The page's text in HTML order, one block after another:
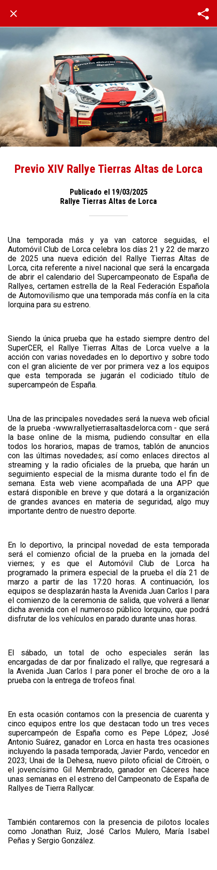
Previo XIV Rallye Tierras Altas de Lorca
Publicado el 19/03/2025
Rallye Tierras Altas de Lorca
Una temporada más y ya van catorce seguidas, el
Automóvil Club de Lorca celebra los días 21 y 22 de marzo
de 2025 una nueva edición del Rallye Tierras Altas de
Lorca, cita referente a nivel nacional que será la encargada
de abrir el calendario del Supercampeonato de España de
Rallyes, certamen estrella de la Real Federación Española
de Automovilismo que una temporada más confía en la cita
lorquina para su estreno.
Siendo la única prueba que ha estado siempre dentro del
SuperCER, el Rallye Tierras Altas de Lorca vuelve a la
acción con varias novedades en lo deportivo y sobre todo
con el gran aliciente de ver por primera vez a los equipos
que esta temporada se jugarán el codiciado título de
supercampeón de España.
Una de las principales novedades será la nueva web oficial
de la prueba -www.rallyetierrasaltasdelorca.com - que será
la base online de la misma, pudiendo consultar en ella
todos los horarios, mapas de tramos, tablón de anuncios
con las últimas novedades; así como enlaces directos al
streaming y la radio oficiales de la prueba, que harán un
seguimiento especial de la misma durante todo el fin de
semana. Esta web viene acompañada de una APP que
estará disponible en breve y que dotará a la organización
de grandes avances en materia de seguridad, algo muy
importante dentro de nuestro deporte.
En lo deportivo, la principal novedad de esta temporada
será el comienzo oficial de la prueba en la jornada del
viernes; y es que el Automóvil Club de Lorca ha
programado la primera especial de la prueba el día 21 de
marzo a partir de las 17:20 horas. A continuación, los
equipos se desplazarán hasta la Avenida Juan Carlos I para
el comienzo de la ceremonia de salida, que volverá a llenar
dicha avenida con el numeroso público lorquino, que podrá
disfrutar de los vehículos en parado durante unas horas.
El sábado, un total de ocho especiales serán las
encargadas de dar por finalizado el rallye, que regresará a
la Avenida Juan Carlos I para poner el broche de oro a la
prueba con la entrega de trofeos final.
En esta ocasión contamos con la presencia de cuarenta y
cinco equipos entre los que destacan todo un tres veces
supercampeón de España como es Pepe López; José
Antonio Suárez, ganador en Lorca en hasta tres ocasiones
incluyendo la pasada temporada; Javier Pardo, vencedor en
2023; Unai de la Dehesa, nuevo piloto oficial de Citroën, o
el jovencísimo Gil Membrado, ganador en Cáceres hace
unas semanas en el estreno del Campeonato de España de
Rallyes de Tierra Rallycar.
También contaremos con la presencia de pilotos locales
como Jonathan Ruiz, José Carlos Mulero, María Isabel
Peñas y Sergio González.